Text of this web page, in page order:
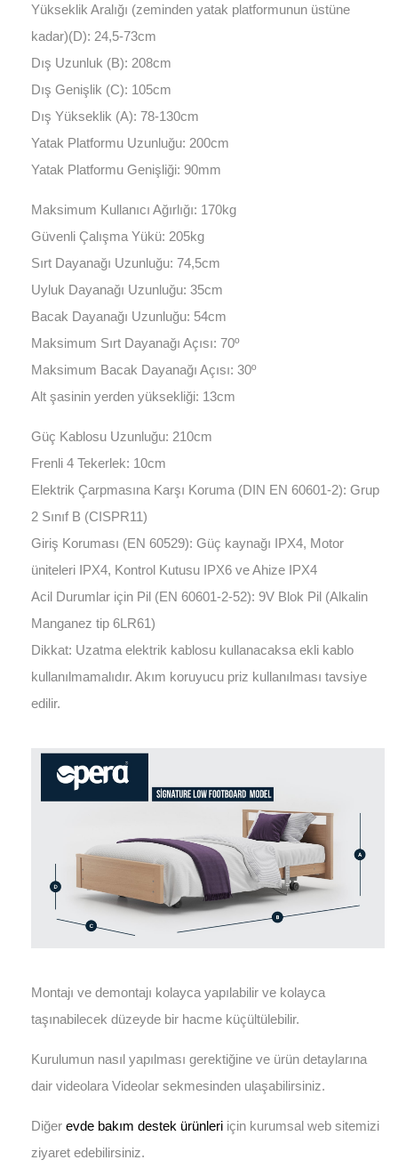
Yükseklik Aralığı (zeminden yatak platformunun üstüne
kadar)(D): 24,5-73cm
Dış Uzunluk (B): 208cm
Dış Genişlik (C): 105cm
Dış Yükseklik (A): 78-130cm
Yatak Platformu Uzunluğu: 200cm
Yatak Platformu Genişliği: 90mm
Maksimum Kullanıcı Ağırlığı: 170kg
Güvenli Çalışma Yükü: 205kg
Sırt Dayanağı Uzunluğu: 74,5cm
Uyluk Dayanağı Uzunluğu: 35cm
Bacak Dayanağı Uzunluğu: 54cm
Maksimum Sırt Dayanağı Açısı: 70º
Maksimum Bacak Dayanağı Açısı: 30º
Alt şasinin yerden yüksekliği: 13cm
Güç Kablosu Uzunluğu: 210cm
Frenli 4 Tekerlek: 10cm
Elektrik Çarpmasına Karşı Koruma (DIN EN 60601-2): Grup
2 Sınıf B (CISPR11)
Giriş Koruması (EN 60529): Güç kaynağı IPX4, Motor
üniteleri IPX4, Kontrol Kutusu IPX6 ve Ahize IPX4
Acil Durumlar için Pil (EN 60601-2-52): 9V Blok Pil (Alkalin
Manganez tip 6LR61)
Dikkat: Uzatma elektrik kablosu kullanacaksa ekli kablo
kullanılmamalıdır. Akım koruyucu priz kullanılması tavsiye
edilir.
Montajı ve demontajı kolayca yapılabilir ve kolayca
taşınabilecek düzeyde bir hacme küçültülebilir.
Kurulumun nasıl yapılması gerektiğine ve ürün detaylarına
dair videolara Videolar sekmesinden ulaşabilirsiniz.
Diğer evde bakım destek ürünleri için kurumsal web sitemizi
ziyaret edebilirsiniz.